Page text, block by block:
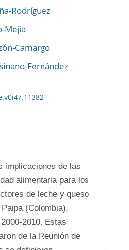
Rodríguez
Mejía
Camargo
Fernández
implicaciones de las
alimentaria para los
de leche y queso
(Colombia),
2010. Estas
de la Reunión de